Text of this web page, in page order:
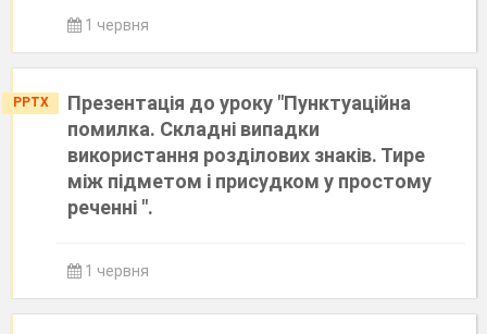
1 червня
PPTX
Презентація до уроку "Пунктуаційна
помилка. Складні випадки
використання розділових знаків. Тире
між підметом і присудком у простому
реченні ".
1 червня